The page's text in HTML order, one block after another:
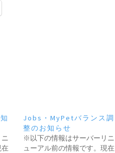
在
Jobs・MyPetバランス調
整のお知らせ
※以下の情報はサーバーリニ
ューアル前の情報です。現在